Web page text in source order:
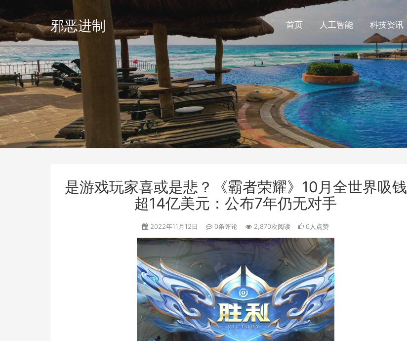
邪恶进制 首页 人工智能 科技资讯
是游戏玩家喜或是悲？《霸者荣耀》10月全世界吸钱
超14亿美元：公布7年仍无对手
2022年11月12日 0条评论 2,870次阅读 0人点赞